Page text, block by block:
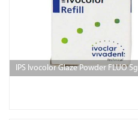
IPS Ivocolor Glaze Powder FLUO 5g